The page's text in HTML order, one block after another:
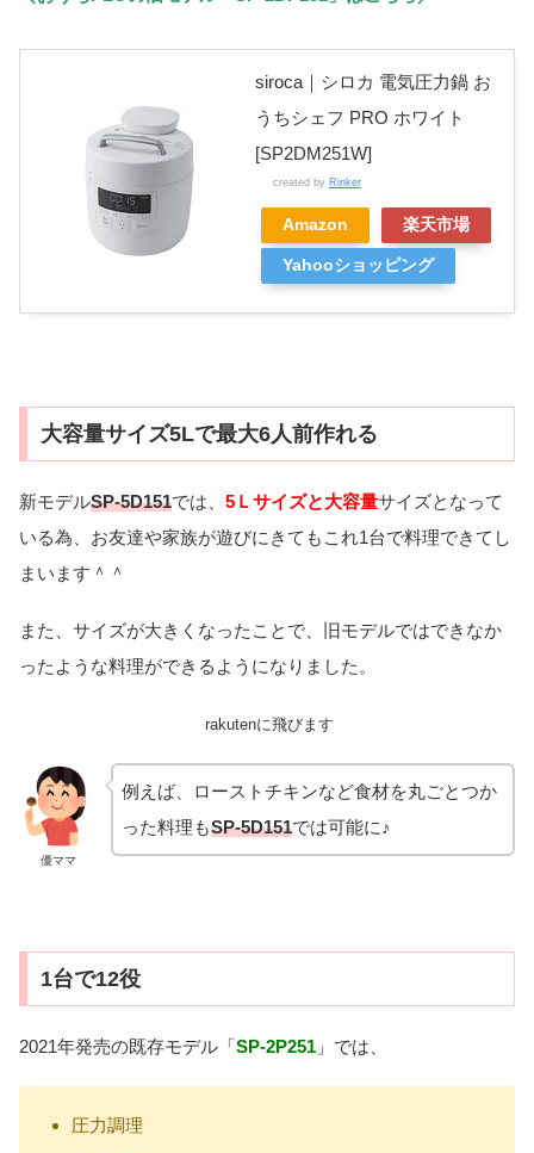
siroca｜シロカ 電気圧力鍋 お
うちシェフ PRO ホワイト
[SP2DM251W]
created by Rinker
Amazon 楽天市場
Yahooショッピング
大容量サイズ5Lで最大6人前作れる
新モデルSP-5D151では、 5Ｌサイズと大容量サイズとなって
いる為、お友達や家族が遊びにきてもこれ1台で料理できてし
まいます＾＾
また、サイズが大きくなったことで、旧モデルではできなか
ったような料理ができるようになりました。
rakutenに飛びます
優ママ
例えば、ローストチキンなど食材を丸ごとつか
った料理もSP-5D151では可能に♪
1台で12役
2021年発売の既存モデル「SP-2P251 」では、
圧力調理